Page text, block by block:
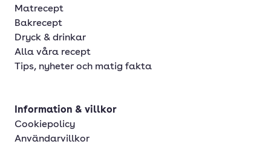
Matrecept
Bakrecept
Dryck & drinkar
Alla våra recept
Tips, nyheter och matig fakta
Information & villkor
Cookiepolicy
Användarvillkor